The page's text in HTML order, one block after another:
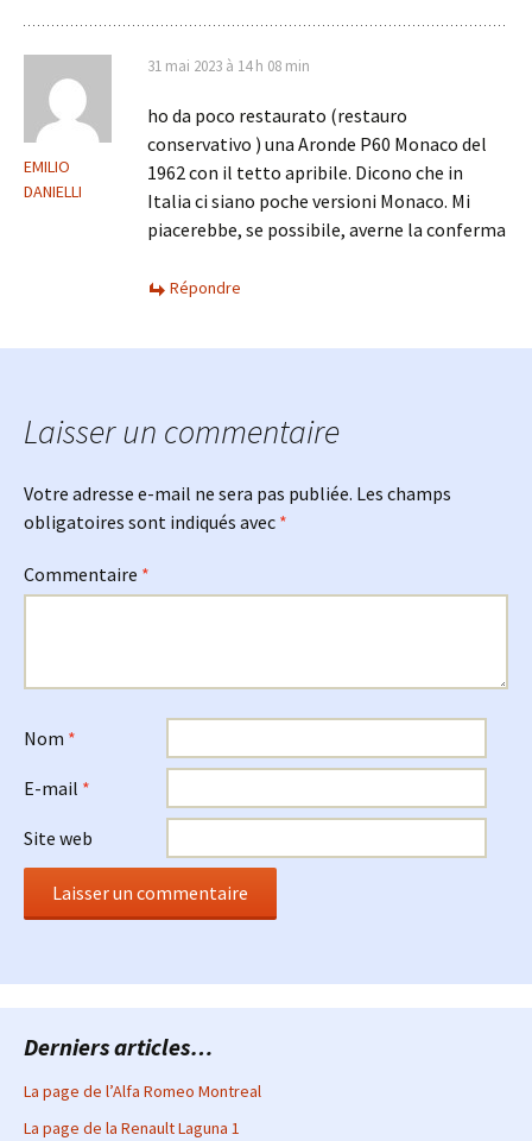
EMILIO
DANIELLI
31 mai 2023 à 14 h 08 min
ho da poco restaurato (restauro
conservativo ) una Aronde P60 Monaco del
1962 con il tetto apribile. Dicono che in
Italia ci siano poche versioni Monaco. Mi
piacerebbe, se possibile, averne la conferma
Répondre
Laisser un commentaire
Votre adresse e-mail ne sera pas publiée. Les champs
obligatoires sont indiqués avec *
Commentaire *
Nom *
E-mail *
Site web
Derniers articles…
La page de l’Alfa Romeo Montreal
La page de la Renault Laguna 1